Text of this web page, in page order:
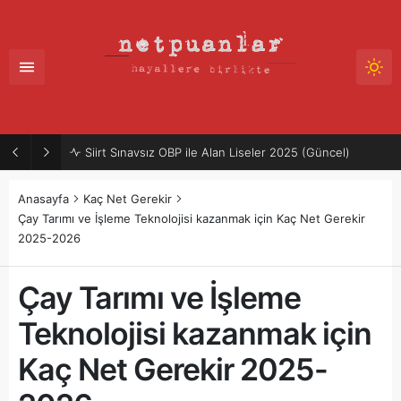
Siirt Sınavsız OBP ile Alan Liseler 2025 (Güncel)
Anasayfa
Kaç Net Gerekir
Çay Tarımı ve İşleme Teknolojisi kazanmak için Kaç Net Gerekir
2025-2026
Çay Tarımı ve İşleme
Teknolojisi kazanmak için
Kaç Net Gerekir 2025-